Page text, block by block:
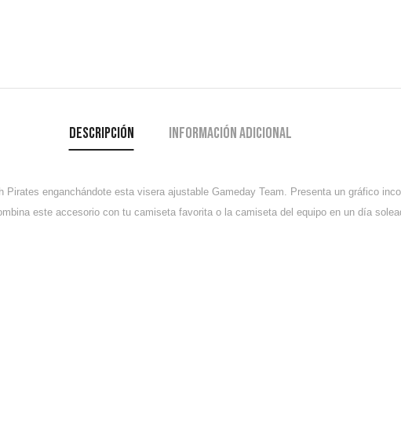
Descripción Información adicional
enganchándote esta visera ajustable Gameday Team. Presenta un gráfico
este accesorio con tu camiseta favorita o la camiseta del equipo en un día